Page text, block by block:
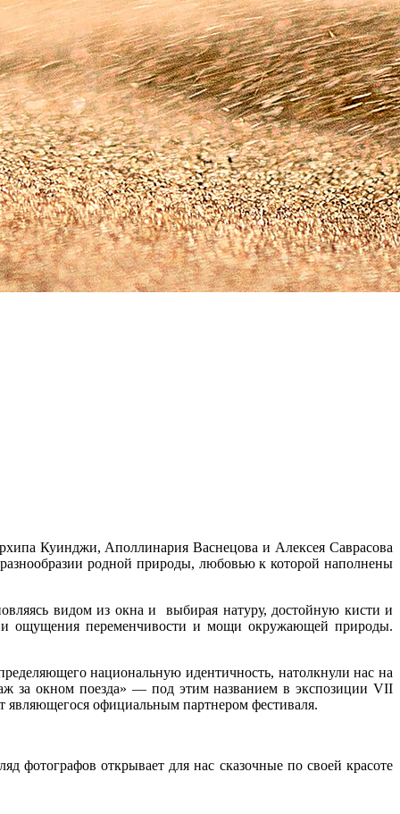
Куинджи, Аполлинария Васнецова и Алексея Саврасова
родной природы, любовью к которой наполнены
видом из окна и выбирая натуру, достойную кисти и
и ощущения переменчивости и мощи окружающей природы.
национальную идентичность, натолкнули нас на
за окном поезда» — под этим названием в экспозиции VII
официальным партнером фестиваля.
фотографов открывает для нас сказочные по своей красоте